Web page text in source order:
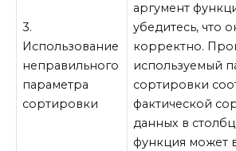
3.
Использование
неправильного
параметра
сортировки
аргумент
убедитесь, что
корректно.
используемый
сортировки
фактической
данных в
функция может